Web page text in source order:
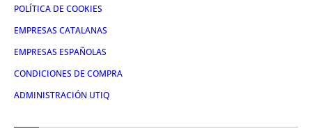
POLÍTICA DE COOKIES
EMPRESAS CATALANAS
EMPRESAS ESPAÑOLAS
CONDICIONES DE COMPRA
ADMINISTRACIÓN UTIQ